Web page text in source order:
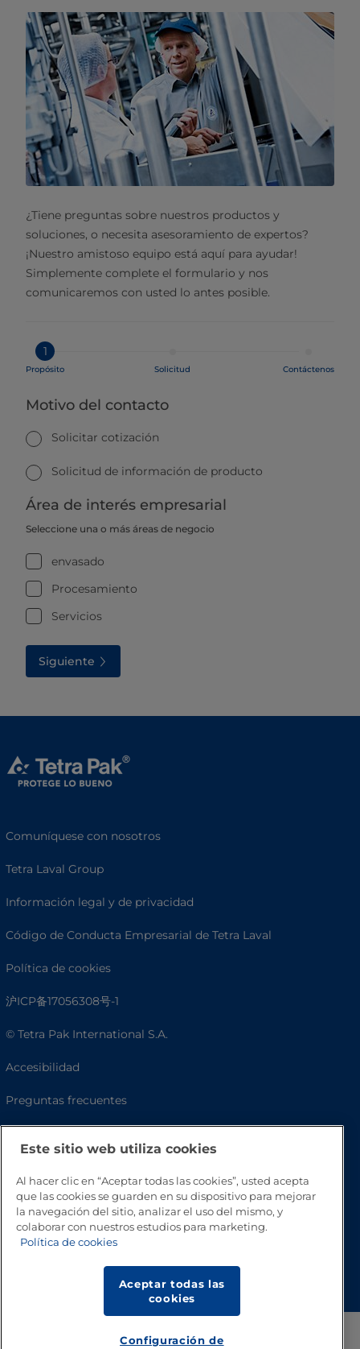
¿Tiene preguntas sobre nuestros productos y
soluciones, o necesita asesoramiento de expertos?
¡Nuestro amistoso equipo está aquí para ayudar!
Simplemente complete el formulario y nos
comunicaremos con usted lo antes posible.
1
Propósito Solicitud Contáctenos
Motivo del contacto
Solicitar cotización
Solicitud de información de producto
Área de interés empresarial
Seleccione una o más áreas de negocio
envasado
Procesamiento
Servicios
Siguiente
Comuníquese con nosotros
Tetra Laval Group
Información legal y de privacidad
Código de Conducta Empresarial de Tetra Laval
Política de cookies
沪ICP备17056308号-1
© Tetra Pak International S.A.
Accesibilidad
Preguntas frecuentes
Este sitio web utiliza cookies
Al hacer clic en “Aceptar todas las cookies”, usted acepta
que las cookies se guarden en su dispositivo para mejorar
la navegación del sitio, analizar el uso del mismo, y
colaborar con nuestros estudios para marketing.
Política de cookies
Aceptar todas las
cookies
Configuración de